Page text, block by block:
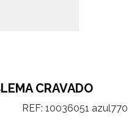
CRAVADO
REF: 10036051 azul770